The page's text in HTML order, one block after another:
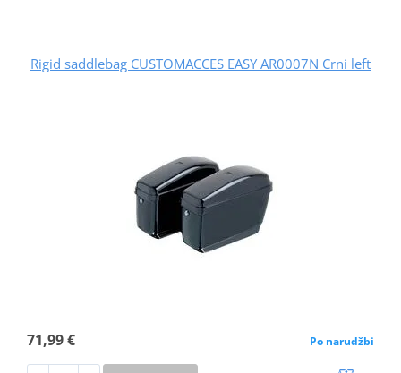
Rigid saddlebag CUSTOMACCES EASY AR0007N Crni left
71,99 € Po narudžbi